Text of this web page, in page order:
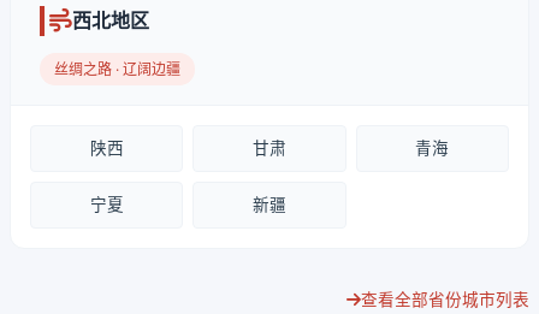
西北地区
丝绸之路 · 辽阔边疆
陕西 甘肃 青海
宁夏 新疆
查看全部省份城市列表